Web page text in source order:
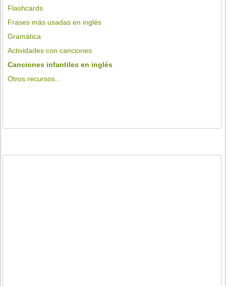
Flashcards
Frases más usadas en inglés
Gramática
Actividades con canciones
Canciones infantiles en inglés
Otros recursos...